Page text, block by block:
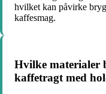
hvilket kan påvirke
kaffesmag.
Hvilke materialer
kaffetragt med